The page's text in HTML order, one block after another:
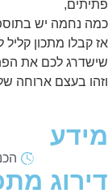
פתיתים,
כמה נחמה יש
אז קבלו מתכון
שישדרג לכם את
וזהו בעצם ארוחה
מידע
דירוג